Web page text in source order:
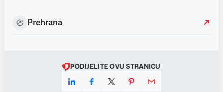
Prehrana
PODIJELITE OVU STRANICU